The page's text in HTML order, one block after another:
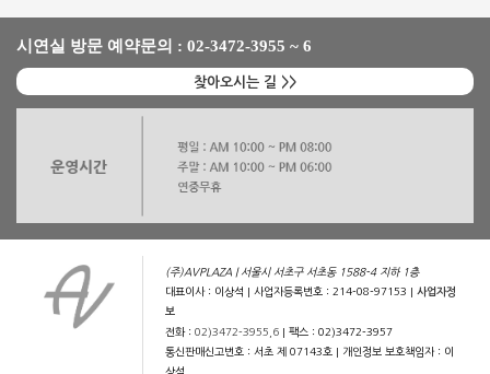
시연실 방문 예약문의 : 02-3472-3955 ~ 6
찾아오시는 길 >>
(주)AVPLAZA | 서울시 서초구 서초동 1588-4 지하 1층
대표이사 : 이상석 | 사업자등록번호 : 214-08-97153 |사업자정
보
전화 :02)3472-3955,6 | 팩스 : 02)3472-3957
통신판매신고번호 : 서초 제 07143호 | 개인정보 보호책임자 : 이